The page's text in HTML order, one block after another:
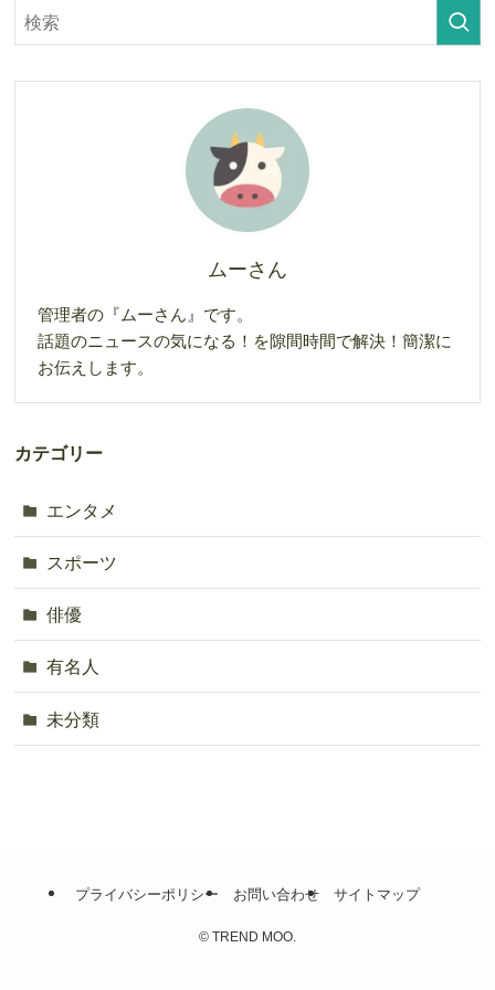
ムーさん
管理者の『ムーさん』です。
話題のニュースの気になる！を隙間時間で解決！簡潔に
お伝えします。
カテゴリー
エンタメ
スポーツ
俳優
有名人
未分類
プライバシーポリシー お問い合わせ サイトマップ
© TREND MOO.